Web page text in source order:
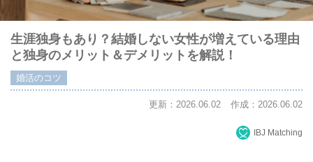
生涯独身もあり？結婚しない女性が増えている理由
と独身のメリット＆デメリットを解説！
婚活のコツ
更新：2026.06.02 作成：2026.06.02
IBJ Matching